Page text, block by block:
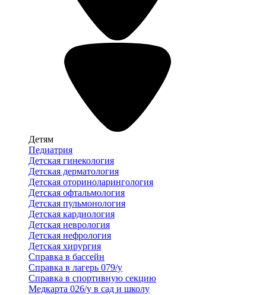
Детям
Педиатрия
Детская гинекология
Детская дерматология
Детская оториноларингология
Детская офтальмология
Детская пульмонология
Детская кардиология
Детская неврология
Детская нефрология
Детская хирургия
Справка в бассейн
Справка в лагерь 079/у
Справка в спортивную секцию
Медкарта 026/у в сад и школу